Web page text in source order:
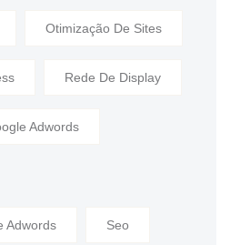
Otimização De Sites
Rede De Display
Adwords
Adwords Seo